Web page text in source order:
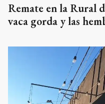
Remate en la Rural
vaca gorda y las